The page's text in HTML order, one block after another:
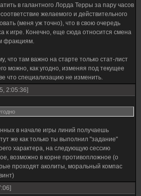
в галантного Лорда Терры за пару часов
желаемого и действительного
(меня уж точно), что в свою очередь
к игре. Конечно, еще сюда относится смена
фракциям.
что там важно на старте только стат-лист
можно, как угодно, изменяя под текущее
что специализацию не изменить.
2:05:36]
в начале игры линий получаешь
же как только ты выполнил "задание"
характера, на следующую сессию
возможно в корне противопложное (о
проходят аколиты, моральный компас